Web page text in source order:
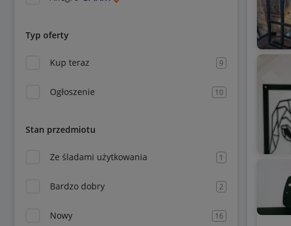
Typ oferty
Kup teraz 9
Ogłoszenie 10
Stan przedmiotu
Ze śladami użytkowania 1
Bardzo dobry 2
Nowy 16